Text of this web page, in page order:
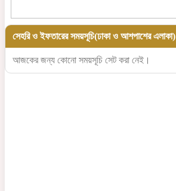
সেহরি ও ইফতারের সময়সূচি(ঢাকা ও আশপাশের এলাকা)
আজকের জন্য কোনো সময়সূচি সেট করা নেই।